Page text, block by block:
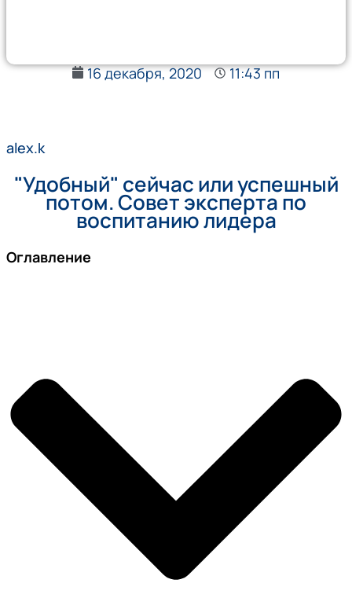
16 декабря, 2020 11:43 пп
alex.k
"Удобный" сейчас или успешный
потом. Совет эксперта по
воспитанию лидера
Оглавление